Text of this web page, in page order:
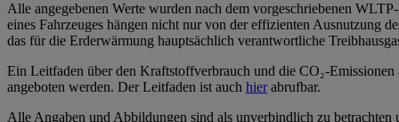
Alle angegebenen Werte wurden nach dem vorgeschriebenen
eines Fahrzeuges hängen nicht nur von der effizienten Ausnutzung
das für die Erderwärmung hauptsächlich verantwortliche
Ein Leitfaden über den Kraftstoffverbrauch und die CO₂-
angeboten werden. Der Leitfaden ist auch hierabrufbar.
Alle Angaben und Abbildungen sind als unverbindlich zu betrachten